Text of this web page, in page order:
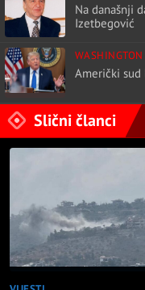
Na današnji
Izetbegović
WASHINGTON
Američki sud
Slični članci